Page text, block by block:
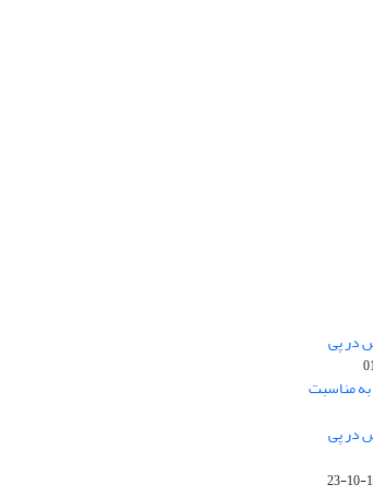
در پی
مناسبت
در پی